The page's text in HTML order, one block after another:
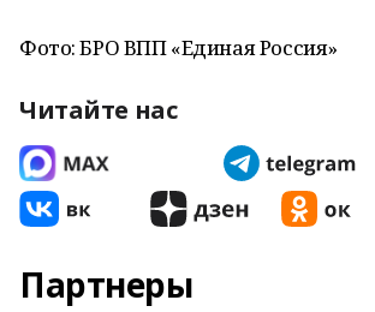
Фото: БРО ВПП «Единая Россия»
Читайте нас
Партнеры